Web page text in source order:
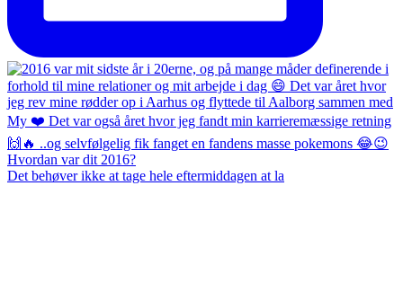
Det behøver ikke at tage hele eftermiddagen at la